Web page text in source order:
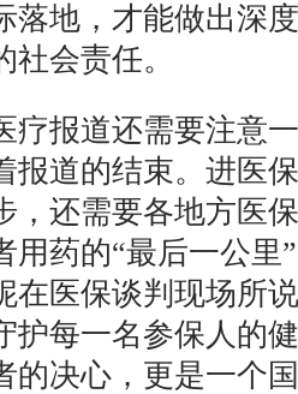
落地，才能做出深
会责任。
报道还需要注意一
报道的结束。进医
，还需要各地方医
用药的“最后一公里
在医保谈判现场所
护每一名参保人的
的决心，更是一个